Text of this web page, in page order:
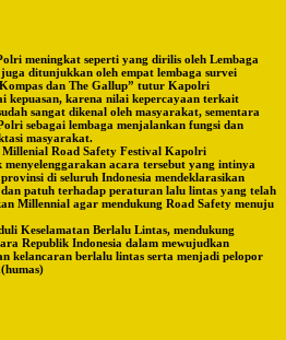
meningkat seperti yang dirilis oleh Lembaga
ditunjukkan oleh empat lembaga survei
dan The Gallup” tutur Kapolri
kepuasan, karena nilai kepercayaan terkait
sangat dikenal oleh masyarakat, sementara
sebagai lembaga menjalankan fungsi dan
masyarakat.
Road Safety Festival Kapolri
acara tersebut yang intinya
di seluruh Indonesia mendeklarasikan
patuh terhadap peraturan lalu lintas yang telah
Millennial agar mendukung Road Safety menuju
Keselamatan Berlalu Lintas, mendukung
Republik Indonesia dalam mewujudkan
kelancaran berlalu lintas serta menjadi pelopor